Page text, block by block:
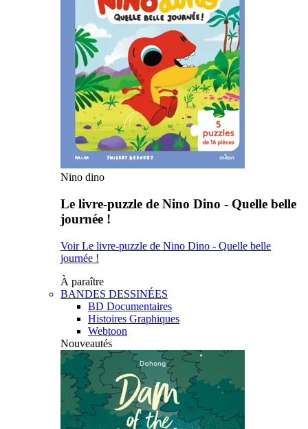
Nino dino
Le livre-puzzle de Nino Dino - Quelle belle
journée !
Voir Le livre-puzzle de Nino Dino - Quelle belle
journée !
À paraître
BANDES DESSINÉES
BD Documentaires
Histoires Graphiques
Webtoon
Nouveautés